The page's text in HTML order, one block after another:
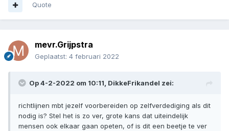
Quote
mevr.Grijpstra
Geplaatst: 4 februari 2022
Op 4-2-2022 om 10:11, DikkeFrikandel zei:
richtlijnen mbt jezelf voorbereiden op zelfverdediging als dit
nodig is? Stel het is zo ver, grote kans dat uiteindelijk
mensen ook elkaar gaan opeten, of is dit een beetje te ver